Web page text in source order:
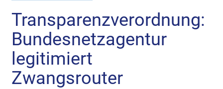
Transparenzverordnung:
Bundesnetzagentur
legitimiert
Zwangsrouter